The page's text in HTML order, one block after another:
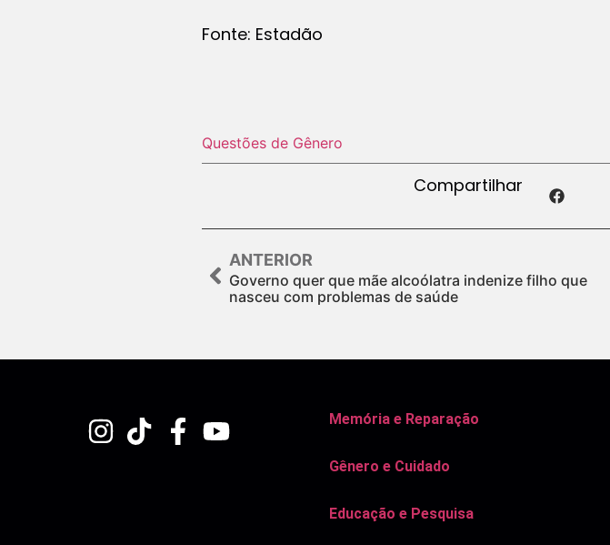
Fonte: Estadão
Questões de Gênero
Compartilhar
ANTERIOR
Governo quer que mãe alcoólatra indenize filho que
nasceu com problemas de saúde
Memória e Reparação
Gênero e Cuidado
Educação e Pesquisa